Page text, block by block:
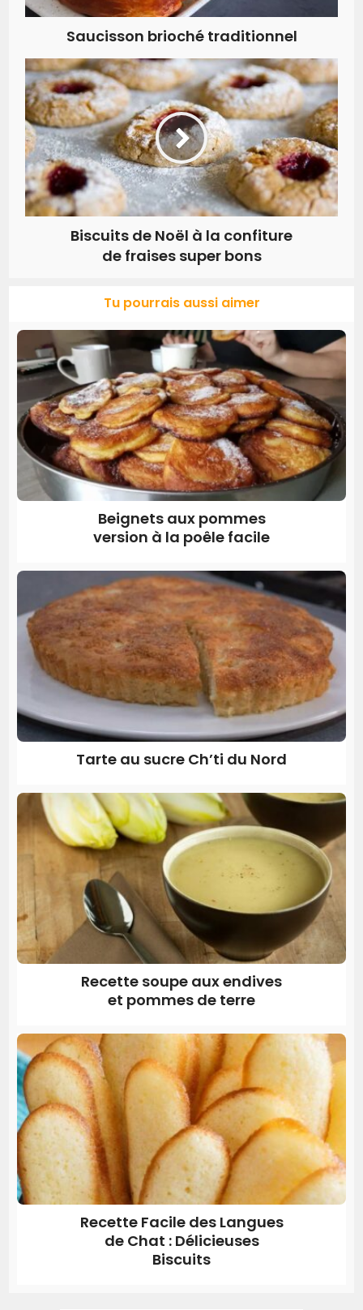
Saucisson brioché traditionnel
Biscuits de Noël à la confiture
de fraises super bons
Tu pourrais aussi aimer
Beignets aux pommes
version à la poêle facile
Tarte au sucre Ch’ti du Nord
Recette soupe aux endives
et pommes de terre
Recette Facile des Langues
de Chat : Délicieuses
Biscuits